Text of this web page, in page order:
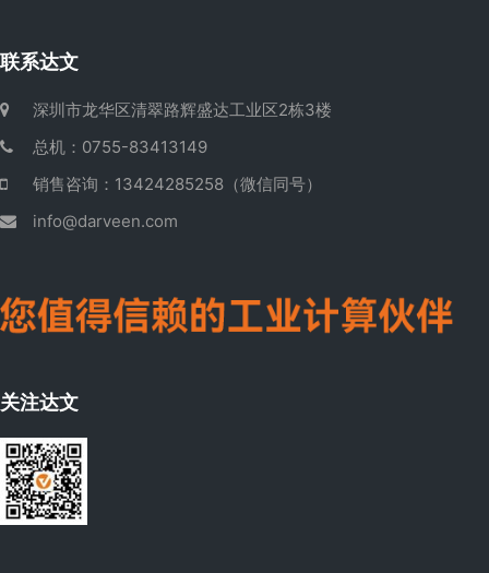
联系达文
深圳市龙华区清翠路辉盛达工业区2栋3楼
总机：0755-83413149
销售咨询：13424285258（微信同号）
info@darveen.com
关注达文